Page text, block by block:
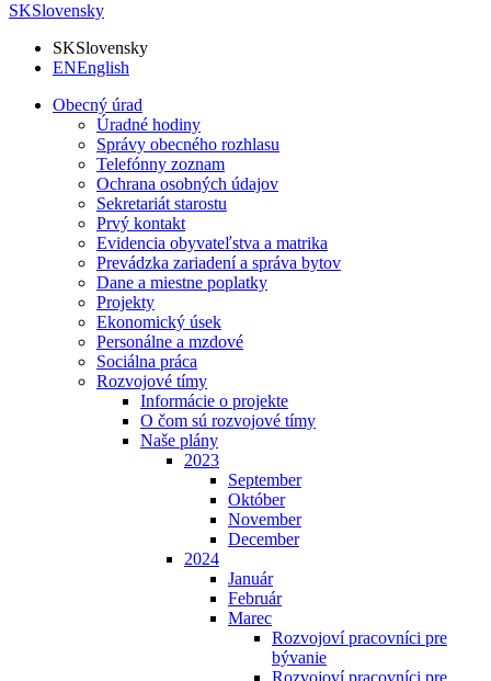
SKSlovensky
SKSlovensky
ENEnglish
Obecný úrad
Úradné hodiny
Správy obecného rozhlasu
Telefónny zoznam
Ochrana osobných údajov
Sekretariát starostu
Prvý kontakt
Evidencia obyvateľstva a matrika
Prevádzka zariadení a správa bytov
Dane a miestne poplatky
Projekty
Ekonomický úsek
Personálne a mzdové
Sociálna práca
Rozvojové tímy
Informácie o projekte
O čom sú rozvojové tímy
Naše plány
2023
September
Október
November
December
2024
Január
Február
Marec
Rozvojoví pracovníci pre
bývanie
Rozvojoví pracovníci pre